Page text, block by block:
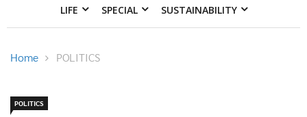
LIFE SPECIAL SUSTAINABILITY
Home POLITICS
POLITICS